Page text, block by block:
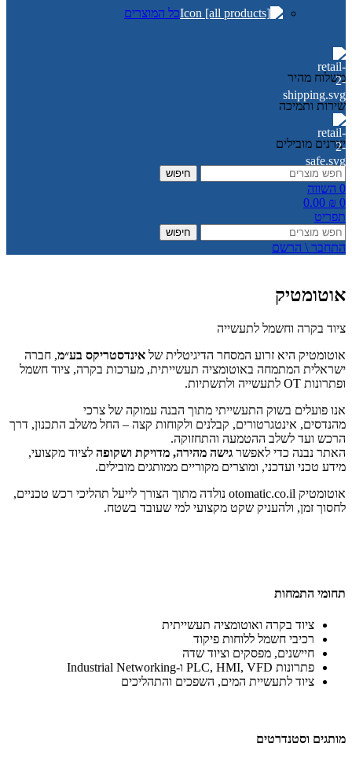
כל המוצרים
משלוח מהיר
שירות ותמיכה
יצרנים מובילים
חיפוש
0 השווה
0
0.00 ₪
תפריט
חיפוש
התחבר \ הרשם
אוטומטיק
ציוד בקרה וחשמל לתעשייה
אוטומטיק היא זרוע המסחר הדיגיטלית של אינדסטריקס בע״מ, חברה
ישראלית המתמחה באוטומציה תעשייתית, מערכות בקרה, ציוד חשמל
ופתרונות
לתעשייה ולתשתיות.
אנו פועלים בשוק התעשייתי מתוך הבנה עמוקה של צרכי
מהנדסים, אינטגרטורים, קבלנים ולקוחות קצה – החל משלב התכנון, דרך
הרכש ועד לשלב ההטמעה והתחזוקה.
האתר נבנה כדי לאפשר גישה מהירה, מדויקת ושקופה לציוד מקצועי,
מידע טכני ועדכני, ומוצרים מקוריים ממותגים מובילים.
אוטומטיק otomatic.co.il נולדה מתוך הצורך לייעל תהליכי רכש טכניים,
לחסוך זמן, ולהעניק שקט מקצועי למי שעובד בשטח.
תחומי התמחות
ציוד בקרה ואוטומציה תעשייתית
רכיבי חשמל ללוחות פיקוד
חיישנים, מפסקים וציוד שדה
פתרונות
ו-Industrial Networking
ציוד לתעשיית המים, השפכים והתהליכים
מותגים וסטנדרטים